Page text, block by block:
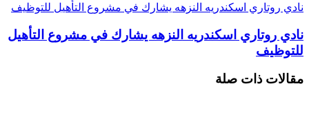
نادي روتاري اسكندريه النزهه يشارك في مشروع التأهيل للتوظيف
نادي روتاري اسكندريه النزهه يشارك في مشروع التأهيل
للتوظيف
مقالات ذات صلة